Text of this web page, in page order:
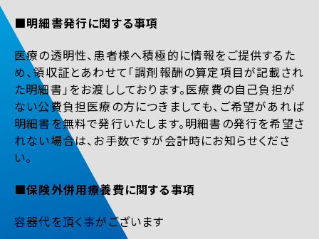
■明細書発行に関する事項
医療の透明性、患者様へ積極的に情報をご提供するた
め、領収証とあわせて「調剤報酬の算定項目が記載され
た明細書」をお渡ししております。医療費の自己負担が
ない公費負担医療の方につきましても、ご希望があれば
明細書を無料で発行いたします。明細書の発行を希望さ
れない場合は、お手数ですが会計時にお知らせくださ
い。
■保険外併用療養費に関する事項
容器代を頂く事がございます